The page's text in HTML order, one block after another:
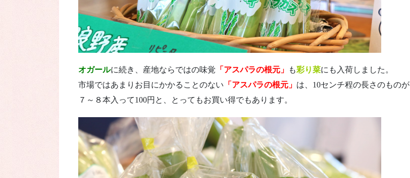
オガールに続き、産地ならではの味覚 「アスパラの根元」 も彩り菜にも入荷しました。
市場ではあまりお目にかかることのない 「アスパラの根元」 は、10センチ程の長さのものが
７～８本入って100円と、とってもお買い得でもあります。